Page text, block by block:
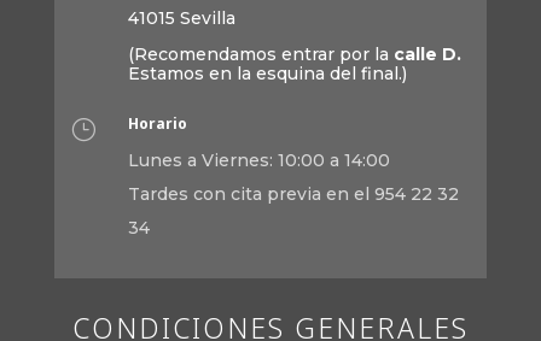
41015 Sevilla
(Recomendamos entrar por la calle D.
Estamos en la esquina del final.)
} Horario
Lunes a Viernes: 10:00 a 14:00
Tardes con cita previa en el 954 22 32
34
CONDICIONES GENERALES